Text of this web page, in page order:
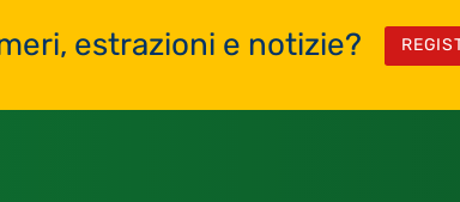
estrazioni e notizie?